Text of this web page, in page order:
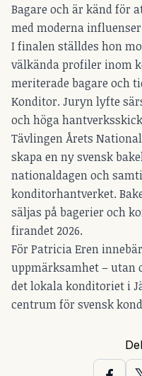
Bagare och är känd för
med moderna
I finalen ställdes hon
välkända profiler inom
meriterade bagare och
Konditor. Juryn lyfte
och höga
Tävlingen Årets
skapa en ny svensk
nationaldagen och
konditorhantverket.
säljas på bagerier och
firandet 2026.
För Patricia Eren
uppmärksamhet – utan
det lokala konditoriet i
centrum för svensk